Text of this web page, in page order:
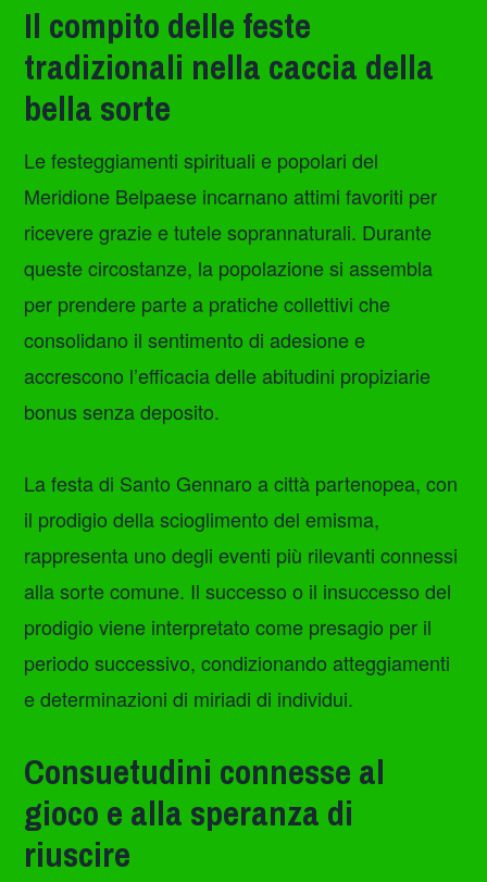
Il compito delle feste
tradizionali nella caccia della
bella sorte
Le festeggiamenti spirituali e popolari del
Meridione Belpaese incarnano attimi favoriti per
ricevere grazie e tutele soprannaturali. Durante
queste circostanze, la popolazione si assembla
per prendere parte a pratiche collettivi che
consolidano il sentimento di adesione e
accrescono l’efficacia delle abitudini propiziarie
bonus senza deposito.
La festa di Santo Gennaro a città partenopea, con
il prodigio della scioglimento del emisma,
rappresenta uno degli eventi più rilevanti connessi
alla sorte comune. Il successo o il insuccesso del
prodigio viene interpretato come presagio per il
periodo successivo, condizionando atteggiamenti
e determinazioni di miriadi di individui.
Consuetudini connesse al
gioco e alla speranza di
riuscire